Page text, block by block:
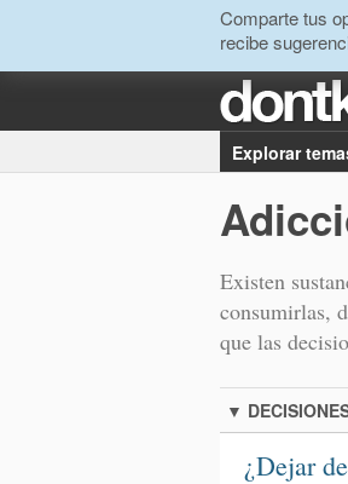
Comparte tus
recibe
Explorar
Existen
consumirlas,
que las
▼
¿Dejar